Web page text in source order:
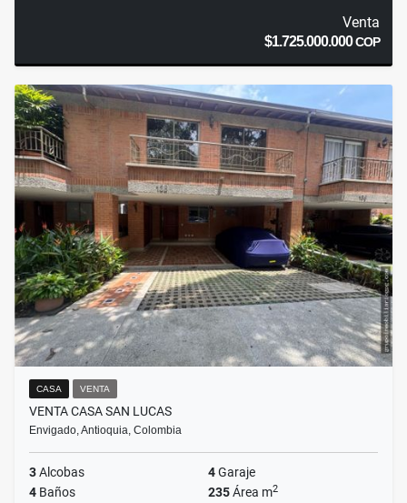
Venta
$1.725.000.000COP
CASA VENTA
VENTA CASA SAN LUCAS
Envigado, Antioquia, Colombia
3Alcobas 4Garaje
4 Baños 235Área m2